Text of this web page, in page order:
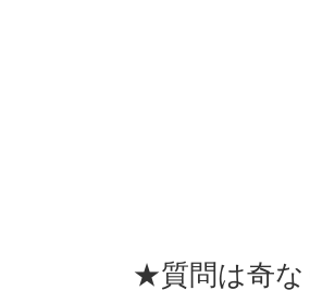
★質問は奇な